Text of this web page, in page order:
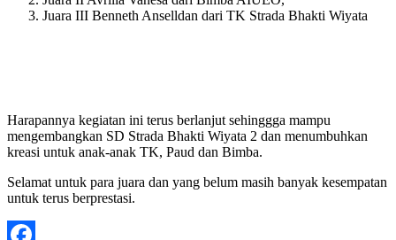
Juara III Benneth Anselldan dari TK Strada Bhakti Wiyata
Harapannya kegiatan ini terus berlanjut sehinggga mampu
mengembangkan SD Strada Bhakti Wiyata 2 dan menumbuhkan
kreasi untuk anak-anak TK, Paud dan Bimba.
Selamat untuk para juara dan yang belum masih banyak kesempatan
untuk terus berprestasi.